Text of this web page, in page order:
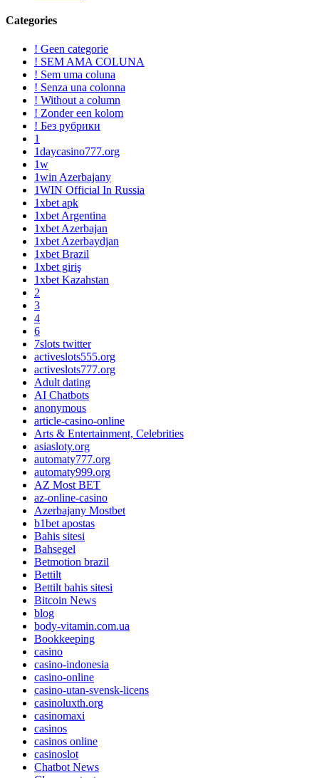
Categories
! Geen categorie
! SEM AMA COLUNA
! Sem uma coluna
! Senza una colonna
! Without a column
! Zonder een kolom
! Без рубрики
1
1daycasino777.org
1w
1win Azerbajany
1WIN Official In Russia
1xbet apk
1xbet Argentina
1xbet Azerbajan
1xbet Azerbaydjan
1xbet Brazil
1xbet giriş
1xbet Kazahstan
2
3
4
6
7slots twitter
activeslots555.org
activeslots777.org
Adult dating
AI Chatbots
anonymous
article-casino-online
Arts & Entertainment, Celebrities
asiasloty.org
automaty777.org
automaty999.org
AZ Most BET
az-online-casino
Azerbajany Mostbet
b1bet apostas
Bahis sitesi
Bahsegel
Betmotion brazil
Bettilt
Bettilt bahis sitesi
Bitcoin News
blog
body-vitamin.com.ua
Bookkeeping
casino
casino-indonesia
casino-online
casino-utan-svensk-licens
casinoluxth.org
casinomaxi
casinos
casinos online
casinoslot
Chatbot News